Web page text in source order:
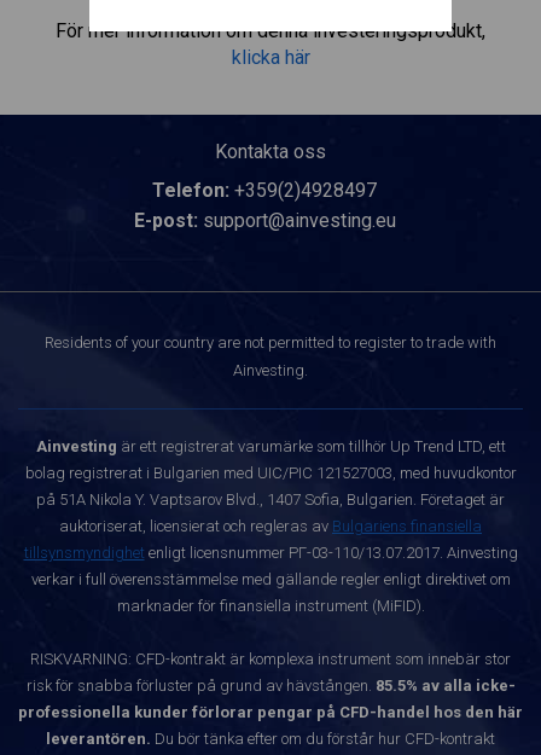
För mer information om denna investeringsprodukt,
klicka här
Kontakta oss
Telefon: +359(2)4928497
E-post: support@ainvesting.eu
Residents of your country are not permitted to register to trade with
Ainvesting.
Ainvesting är ett registrerat varumärke som tillhör Up Trend LTD, ett
bolag registrerat i Bulgarien med UIC/PIC 121527003, med huvudkontor
på 51A Nikola Y. Vaptsarov Blvd., 1407 Sofia, Bulgarien. Företaget är
auktoriserat, licensierat och regleras av Bulgariens finansiella
tillsynsmyndighetenligt licensnummer РГ-03-110/13.07.2017. Ainvesting
verkar i full överensstämmelse med gällande regler enligt direktivet om
marknader för finansiella instrument (MiFID).
RISKVARNING: CFD-kontrakt är komplexa instrument som innebär stor
risk för snabba förluster på grund av hävstången. 85.5% av alla icke-
professionella kunder förlorar pengar på CFD-handel hos den här
leverantören. Du bör tänka efter om du förstår hur CFD-kontrakt